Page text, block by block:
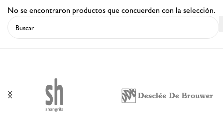
No se encontraron productos que concuerden con la selección.